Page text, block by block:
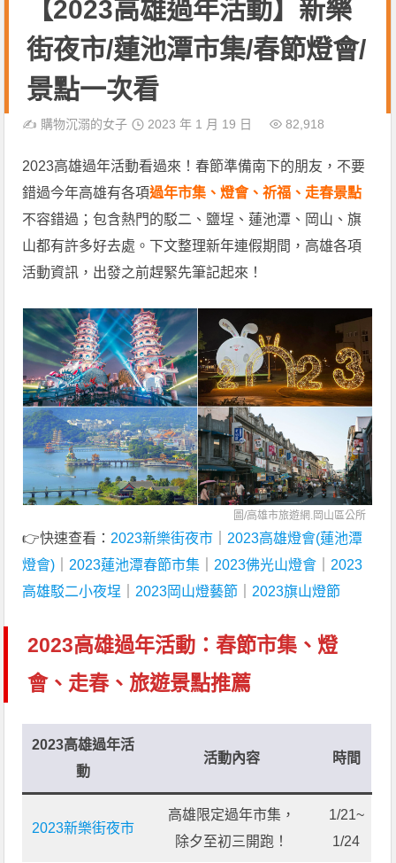
【2023高雄過年活動】新樂
街夜市/蓮池潭市集/春節燈會/
景點一次看
✍️ 購物沉溺的女子 2023 年 1 月 19 日 82,918
2023高雄過年活動看過來！春節準備南下的朋友，不要
錯過今年高雄有各項過年市集、燈會、祈福、走春景點
不容錯過；包含熱門的駁二、鹽埕、蓮池潭、岡山、旗
山都有許多好去處。下文整理新年連假期間，高雄各項
活動資訊，出發之前趕緊先筆記起來！
圖/高雄市旅遊網.岡山區公所
👉快速查看： 2023新樂街夜市
2023高雄燈會(蓮池潭
燈會)
2023蓮池潭春節市集 2023佛光山燈會
2023
高雄駁二小夜埕
2023岡山燈藝節 2023旗山燈節
2023高雄過年活動：春節市集、燈
會、走春、旅遊景點推薦
2023高雄過年活
動
活動內容 時間
2023新樂街夜市
高雄限定過年市集，
除夕至初三開跑！
1/21~
1/24